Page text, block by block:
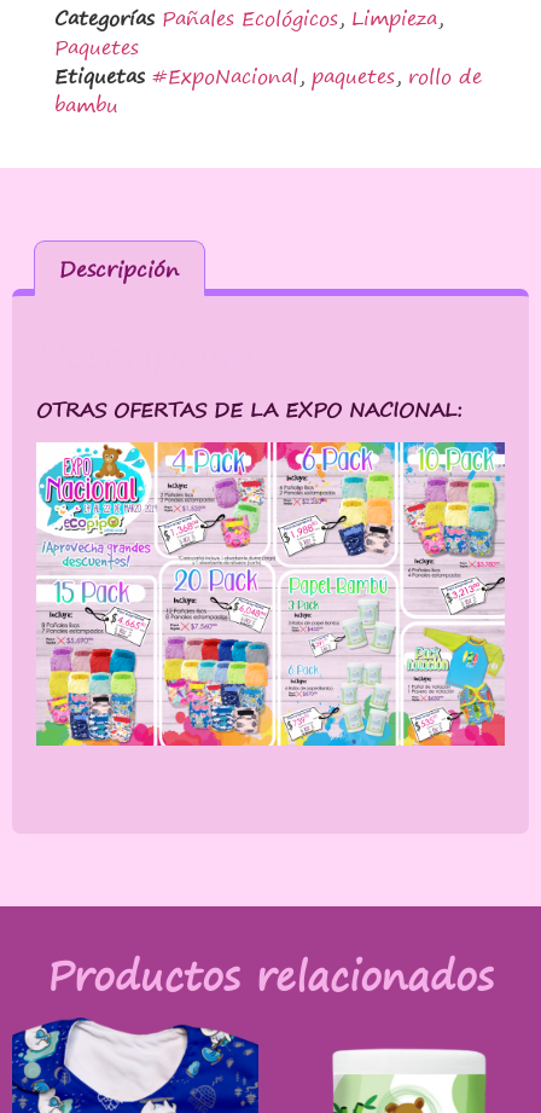
Categorías Pañales Ecológicos, Limpieza,
Paquetes
Etiquetas #ExpoNacional, paquetes, rollo de
bambu
Descripción
OTRAS OFERTAS DE LA EXPO NACIONAL:
Productos relacionados